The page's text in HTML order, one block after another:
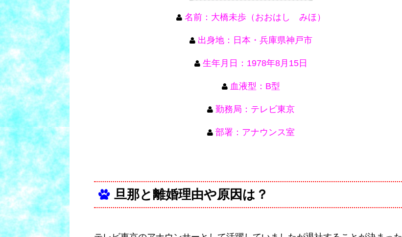
名前：大橋未歩（おおはし みほ）
出身地：日本・兵庫県神戸市
生年月日：1978年8月15日
血液型：B型
勤務局：テレビ東京
部署：アナウンス室
旦那と離婚理由や原因は？